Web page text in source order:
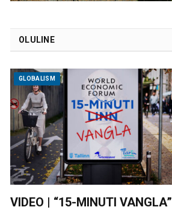
OLULINE
GLOBALISM
VIDEO | “15-MINUTI VANGLA”